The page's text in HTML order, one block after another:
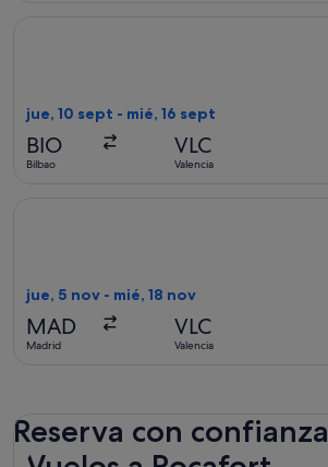
jue, 10 sept - mié, 16 sept
BIO
Bilbao
VLC
Valencia
jue, 5 nov - mié, 18 nov
MAD
Madrid
VLC
Valencia
Reserva con confianza
Vuelos a Rocafort